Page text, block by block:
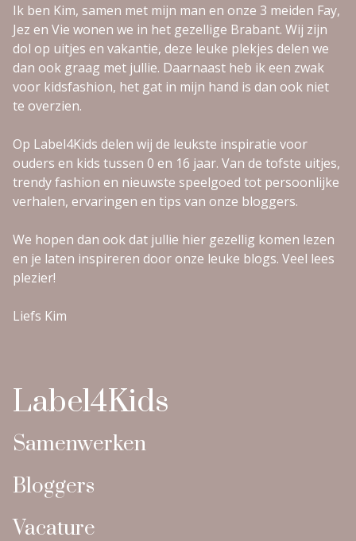
Ik ben Kim, samen met mijn man en onze 3 meiden Fay,
Jez en Vie wonen we in het gezellige Brabant. Wij zijn
dol op uitjes en vakantie, deze leuke plekjes delen we
dan ook graag met jullie. Daarnaast heb ik een zwak
voor kidsfashion, het gat in mijn hand is dan ook niet
te overzien.
Op Label4Kids delen wij de leukste inspiratie voor
ouders en kids tussen 0 en 16 jaar. Van de tofste uitjes,
trendy fashion en nieuwste speelgoed tot persoonlijke
verhalen, ervaringen en tips van onze bloggers.
We hopen dan ook dat jullie hier gezellig komen lezen
en je laten inspireren door onze leuke blogs. Veel lees
plezier!
Liefs Kim
Label4Kids
Samenwerken
Bloggers
Vacature